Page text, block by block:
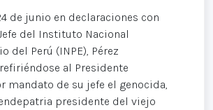
de junio en declaraciones con
del Instituto Nacional
del Perú (INPE), Pérez
al Presidente
mandato de su jefe el genocida,
presidente del viejo